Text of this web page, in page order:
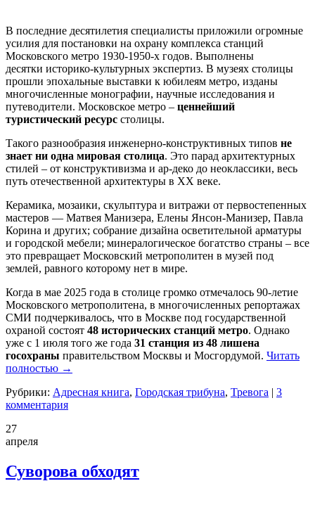
В последние десятилетия специалисты приложили огромные
усилия для постановки на охрану комплекса станций
Московского метро 1930-1950-х годов. Выполнены
десятки историко-культурных экспертиз. В музеях столицы
прошли эпохальные выставки к юбилеям метро, изданы
многочисленные монографии, научные исследования и
путеводители. Московское метро – ценнейший
туристический ресурс столицы.
Такого разнообразия инженерно-конструктивных типов не
знает ни одна мировая столица. Это парад архитектурных
стилей – от конструктивизма и ар-деко до неоклассики, весь
путь отечественной архитектуры в ХХ веке.
Керамика, мозаики, скульптура и витражи от первостепенных
мастеров — Матвея Манизера, Елены Янсон-Манизер, Павла
Корина и других; собрание дизайна осветительной арматуры
и городской мебели; минералогическое богатство страны – все
это превращает Московский метрополитен в музей под
землей, равного которому нет в мире.
Когда в мае 2025 года в столице громко отмечалось 90-летие
Московского метрополитена, в многочисленных репортажах
СМИ подчеркивалось, что в Москве под государственной
охраной состоят 48 исторических станций метро. Однако
уже с 1 июля того же года 31 станция из 48 лишена
госохраны правительством Москвы и Мосгордумой. Читать
полностью →
Рубрики: Адресная книга, Городская трибуна, Тревога | 3
комментария
27
апреля
Суворова обходят